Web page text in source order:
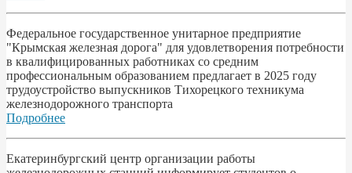
Федеральное государственное унитарное предприятие
"Крымская железная дорога" для удовлетворения потребности
в квалифицированных работниках со средним
профессиональным образованием предлагает в 2025 году
трудоустройство выпускников Тихорецкого техникума
железнодорожного транспорта
Подробнее
Екатеринбургский центр организации работы